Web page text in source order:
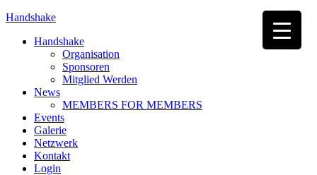
Handshake
Handshake
Organisation
Sponsoren
Mitglied Werden
News
MEMBERS FOR MEMBERS
Events
Galerie
Netzwerk
Kontakt
Login